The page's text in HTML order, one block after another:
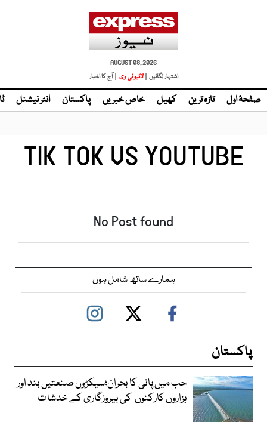
AUGUST 08, 2026
اشتہار لگائیں | لائیو ٹی وی | آج کا اخبار
صفحۂ اول تازہ ترین کھیل خاص خبریں پاکستان انٹر نیشنل
TIK TOK VS YOUTUBE
No Post found
ہمارے ساتھ شامل ہوں
پاکستان
حب میں پانی کا بحران؛سیکڑوں صنعتیں بند اور
ہزاروں کارکنوں کی بیروزگاری کے خدشات